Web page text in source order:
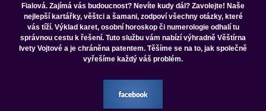
Fialová. Zajímá vás budoucnost? Nevíte kudy dál? Zavolejte! Naše
nejlepší kartářky, věštci a šamani, zodpoví všechny otázky, které
vás tíží. Výklad karet, osobní horoskop či numerologie odhalí tu
správnou cestu k řešení. Tuto službu vám nabízí výhradně Věštírna
Ivety Vojtové a je chráněna patentem. Těšíme se na to, jak společně
vyřešíme každý váš problém.